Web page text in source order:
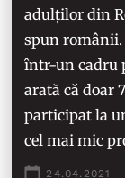
adulților din
spun românii.
într-un cadru
arată că doar
participat la
cel mai mic
24.04.2021